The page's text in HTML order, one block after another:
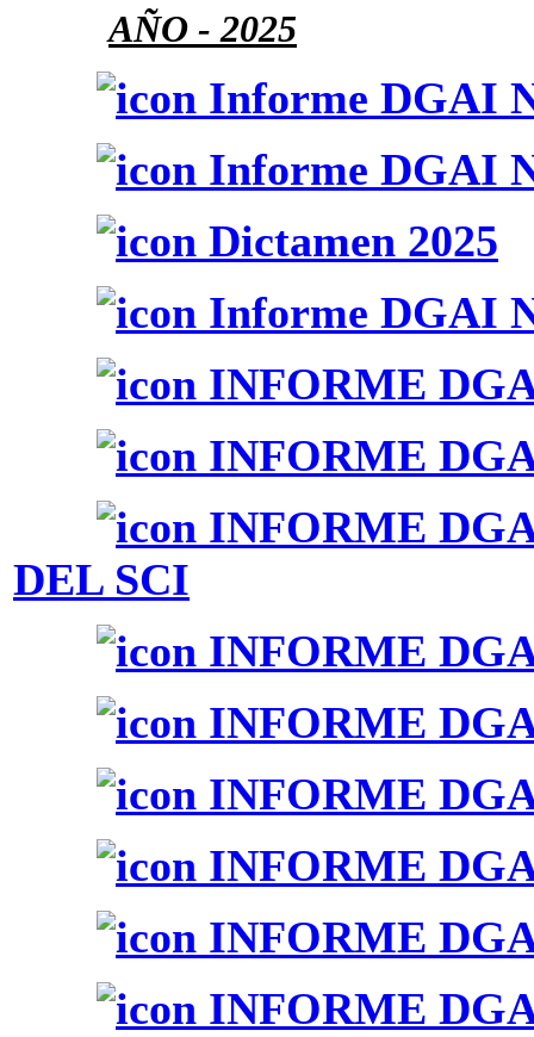
AÑO - 2025
Informe DGAI
Informe DGAI
Dictamen 2025
Informe DGAI
INFORME
INFORME
INFORME
DEL SCI
INFORME
INFORME
INFORME
INFORME
INFORME
INFORME